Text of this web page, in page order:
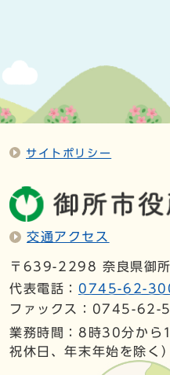
サイトポリシー
交通アクセス
〒639-2298 奈良県御
代表電話： 0745-62-
ファックス：0745-62-
業務時間：8時30分から
祝休日、年末年始を除く）